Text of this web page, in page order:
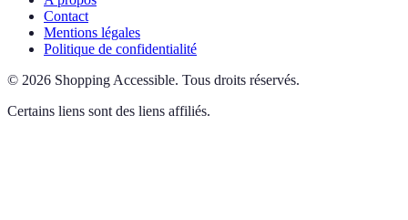
Contact
Mentions légales
Politique de confidentialité
© 2026 Shopping Accessible. Tous droits réservés.
Certains liens sont des liens affiliés.